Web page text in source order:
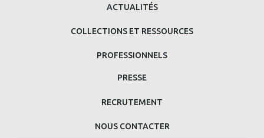
ACTUALITÉS
COLLECTIONS ET RESSOURCES
PROFESSIONNELS
PRESSE
RECRUTEMENT
NOUS CONTACTER